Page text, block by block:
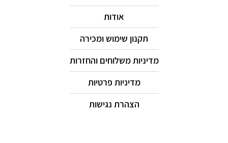
אודות
תקנון שימוש ומכירה
מדיניות משלוחים והחזרות
מדיניות פרטיות
הצהרת נגישות